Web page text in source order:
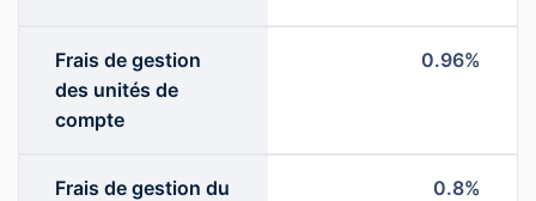
Frais de gestion
des unités de
compte
0.96%
Frais de gestion du
0.8%